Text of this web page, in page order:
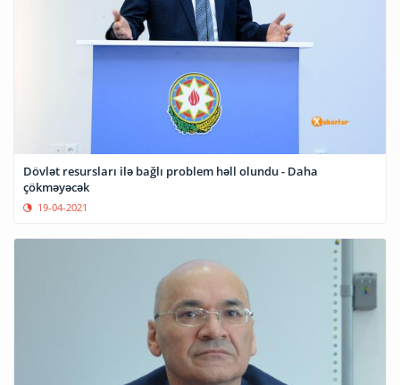
Dövlət resursları ilə bağlı problem həll olundu - Daha
çökməyəcək
19-04-2021